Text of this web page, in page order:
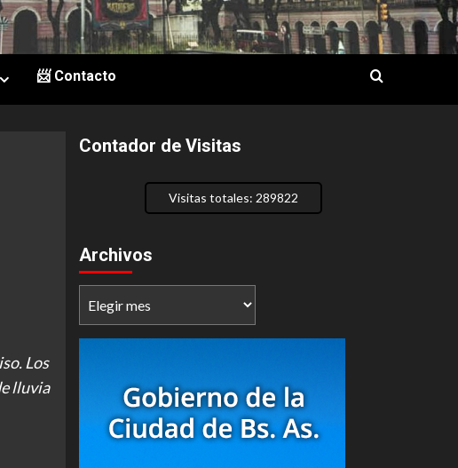
📨 Contacto
Los
lluvia
Contador de Visitas
Visitas totales: 289822
Archivos